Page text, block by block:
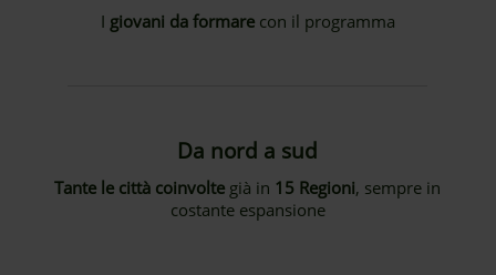
I giovani da formarecon il programma
Da nord a sud
Tante le città coinvolte già in 15 Regioni, sempre in
costante espansione